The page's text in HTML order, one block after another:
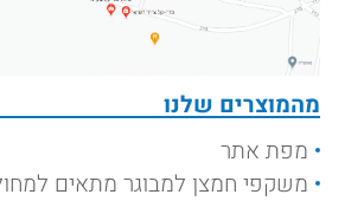
מהמוצרים שלנו
מפת אתר
משקפי חמצן למבוגר מתאים